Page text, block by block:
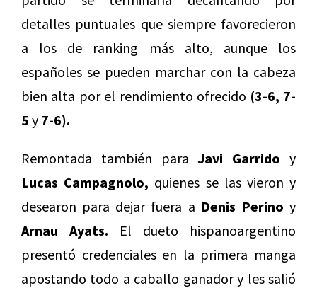
detalles puntuales que siempre favorecieron
a los de ranking más alto, aunque los
españoles se pueden marchar con la cabeza
bien alta por el rendimiento ofrecido (3-6, 7-
5 y 7-6).
Remontada también paraJavi Garrido y
Lucas Campagnolo, quienes se las vieron y
desearon para dejar fuera a Denis Perino y
Arnau Ayats. El dueto hispanoargentino
presentó credenciales en la primera manga
apostando todo a caballo ganador y les salió